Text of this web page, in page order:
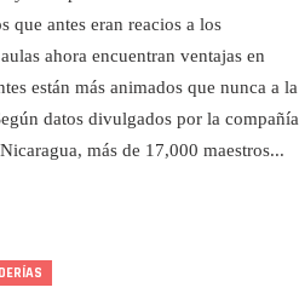
que antes eran reacios a los
ahora encuentran ventajas en
están más animados que nunca a la
datos divulgados por la compañía
más de 17,000 maestros...